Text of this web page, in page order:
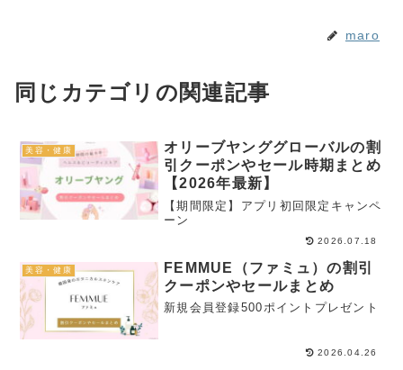
maro
同じカテゴリの関連記事
美容・健康
オリーブヤンググローバルの割
引クーポンやセール時期まとめ
【2026年最新】
【期間限定】アプリ初回限定キャンペ
ーン
2026.07.18
美容・健康
FEMMUE（ファミュ）の割引
クーポンやセールまとめ
新規会員登録500ポイントプレゼント
2026.04.26